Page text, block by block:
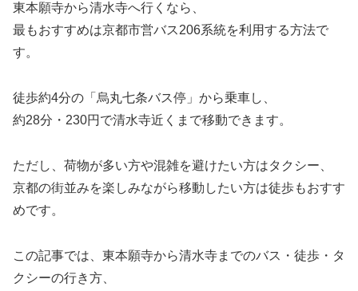
東本願寺から清水寺へ行くなら、
最もおすすめは京都市営バス206系統を利用する方法で
す。
徒歩約4分の「烏丸七条バス停」から乗車し、
約28分・230円で清水寺近くまで移動できます。
ただし、荷物が多い方や混雑を避けたい方はタクシー、
京都の街並みを楽しみながら移動したい方は徒歩もおすす
めです。
この記事では、東本願寺から清水寺までのバス・徒歩・タ
クシーの行き方、